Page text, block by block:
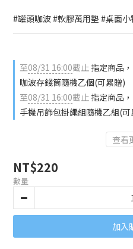
#罐頭咖波 #軟膠萬用墊 #桌面
至08/31 16:00截止 指定商品
咖波存錢筒隨機乙個(可累贈)
至08/31 16:00截止 指定商品
手機吊飾包掛繩組隨機乙組(可
查看
NT$220
數量
加入